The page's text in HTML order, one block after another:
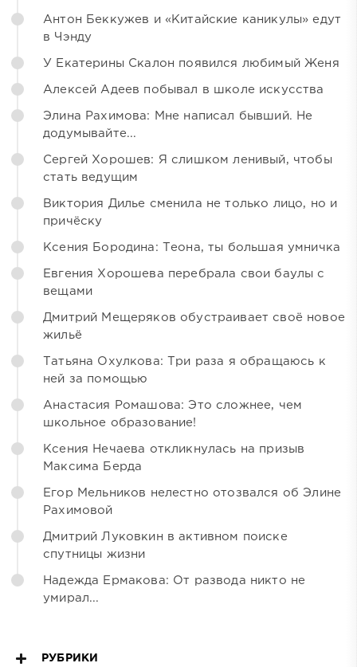
Антон Беккужев и «Китайские каникулы» едут
в Чэнду
У Екатерины Скалон появился любимый Женя
Алексей Адеев побывал в школе искусства
Элина Рахимова: Мне написал бывший. Не
додумывайте...
Сергей Хорошев: Я слишком ленивый, чтобы
стать ведущим
Виктория Дилье сменила не только лицо, но и
причёску
Ксения Бородина: Теона, ты большая умничка
Евгения Хорошева перебрала свои баулы с
вещами
Дмитрий Мещеряков обустраивает своё новое
жильё
Татьяна Охулкова: Три раза я обращаюсь к
ней за помощью
Анастасия Ромашова: Это сложнее, чем
школьное образование!
Ксения Нечаева откликнулась на призыв
Максима Берда
Егор Мельников нелестно отозвался об Элине
Рахимовой
Дмитрий Луковкин в активном поиске
спутницы жизни
Надежда Ермакова: От развода никто не
умирал...
РУБРИКИ